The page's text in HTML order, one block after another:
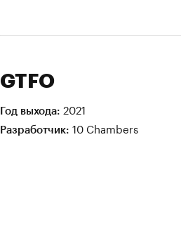
GTFO
Год выхода: 2021
Разработчик: 10 Chambers